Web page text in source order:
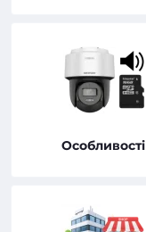
Особливості